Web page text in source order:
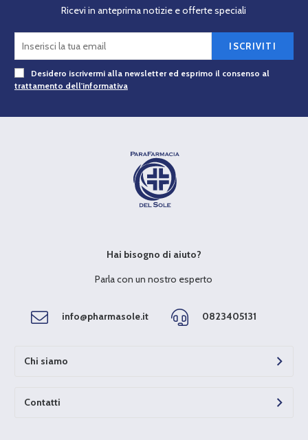
Ricevi in anteprima notizie e offerte speciali
ISCRIVITI
Desidero iscrivermi alla newsletter ed esprimo il consenso al
trattamento dell'informativa
Hai bisogno di aiuto?
Parla con un nostro esperto
info@pharmasole.it 0823405131
Chi siamo
Contatti